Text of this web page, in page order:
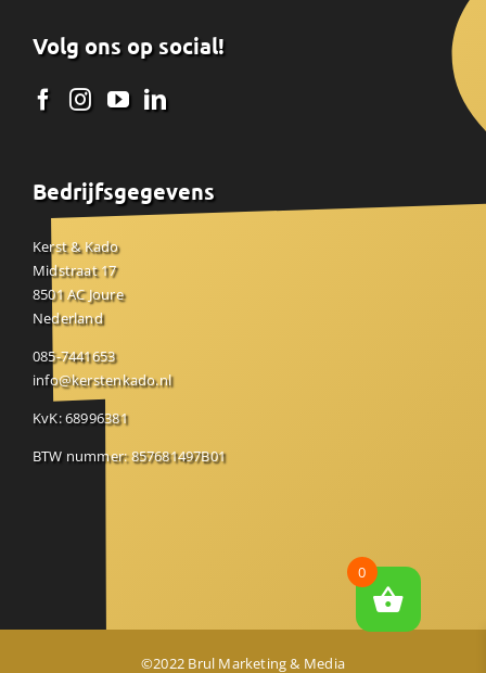
Volg ons op social!
Bedrijfsgegevens
Kerst & Kado
Midstraat 17
8501 AC Joure
Nederland
085-7441653
info@kerstenkado.nl
KvK: 68996381
BTW nummer: 857681497B01
©2022 Brul Marketing & Media
0